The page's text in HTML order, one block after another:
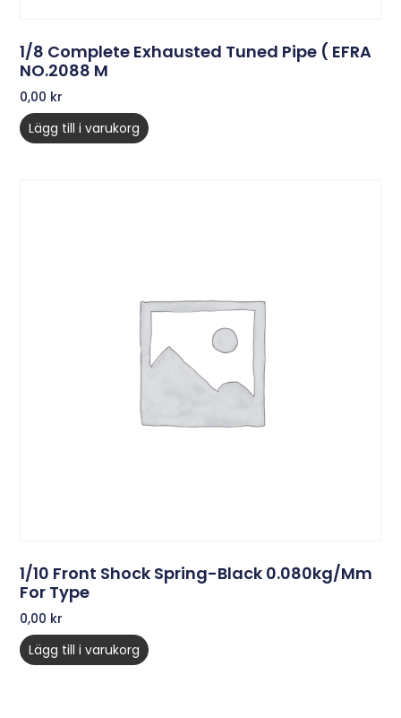
1/8 Complete Exhausted Tuned Pipe ( EFRA
NO.2088 M
0,00 kr
Lägg till i varukorg
1/10 Front Shock Spring-Black 0.080kg/mm
For Type
0,00 kr
Lägg till i varukorg